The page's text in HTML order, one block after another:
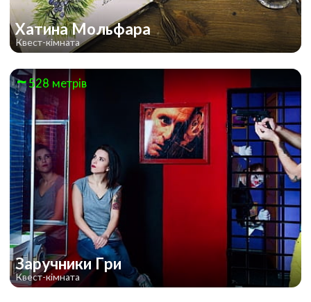
Хатина Мольфара
Квест-кімната
528 метрів
Заручники Гри
Квест-кімната